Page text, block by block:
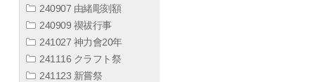
240907 由緒彫刻額
240909 禊祓行事
241027 神力會20年
241116 クラフト祭
241123 新嘗祭